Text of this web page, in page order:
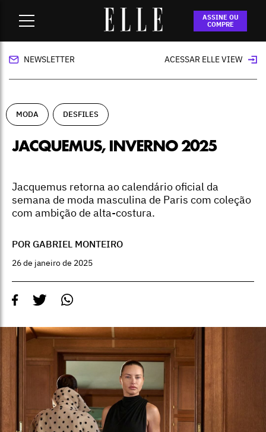
ASSINE OU
COMPRE
Jacquemus, inverno 2025
NEWSLETTER ACESSAR ELLE VIEW
MODA DESFILES
JACQUEMUS, INVERNO 2025
Jacquemus retorna ao calendário oficial da
semana de moda masculina de Paris com coleção
com ambição de alta-costura.
POR GABRIEL MONTEIRO
26 de janeiro de 2025